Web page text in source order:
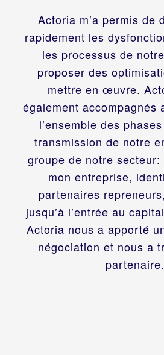
Actoria m’a permis de
rapidement les
les processus de
proposer des
mettre en œuvre.
également accompagnés
l’ensemble des
transmission de notre
groupe de notre
mon entreprise,
partenaires
jusqu’à l’entrée au
Actoria nous a apporté
négociation et nous a
partenaire.